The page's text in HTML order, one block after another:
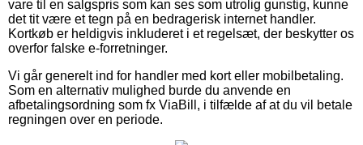
vare til en salgspris som kan ses som utrolig gunstig, kunne
det tit være et tegn på en bedragerisk internet handler.
Kortkøb er heldigvis inkluderet i et regelsæt, der beskytter os
overfor falske e-forretninger.
Vi går generelt ind for handler med kort eller mobilbetaling.
Som en alternativ mulighed burde du anvende en
afbetalingsordning som fx ViaBill, i tilfælde af at du vil betale
regningen over en periode.